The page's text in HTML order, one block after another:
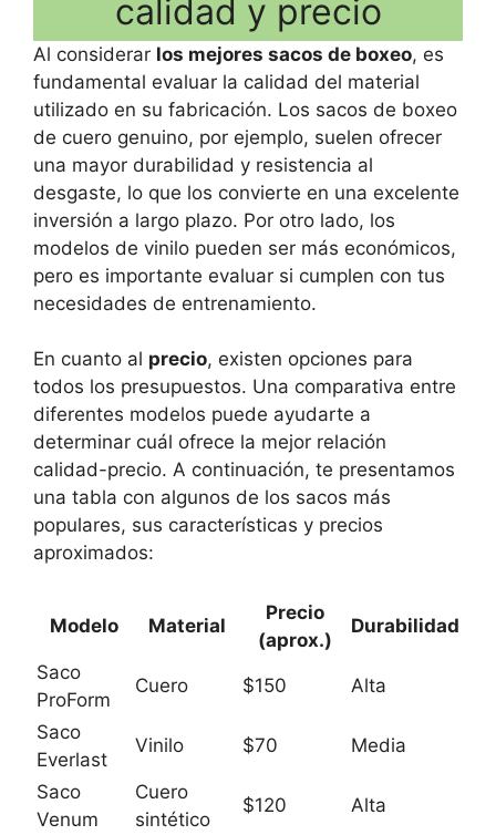
calidad y precio
Al considerar los mejores sacos de boxeo, es
fundamental evaluar la calidad del material
utilizado en su fabricación. Los sacos de boxeo
de cuero genuino, por ejemplo, suelen ofrecer
una mayor durabilidad y resistencia al
desgaste, lo que los convierte en una excelente
inversión a largo plazo. Por otro lado, los
modelos de vinilo pueden ser más económicos,
pero es importante evaluar si cumplen con tus
necesidades de entrenamiento.
En cuanto al precio, existen opciones para
todos los presupuestos. Una comparativa entre
diferentes modelos puede ayudarte a
determinar cuál ofrece la mejor relación
calidad-precio. A continuación, te presentamos
una tabla con algunos de los sacos más
populares, sus características y precios
aproximados:
Modelo Material
Precio
(aprox.)
Durabilidad
Saco
ProForm
Cuero $150 Alta
Saco
Everlast
Vinilo $70 Media
Saco
Venum
Cuero
sintético
$120 Alta